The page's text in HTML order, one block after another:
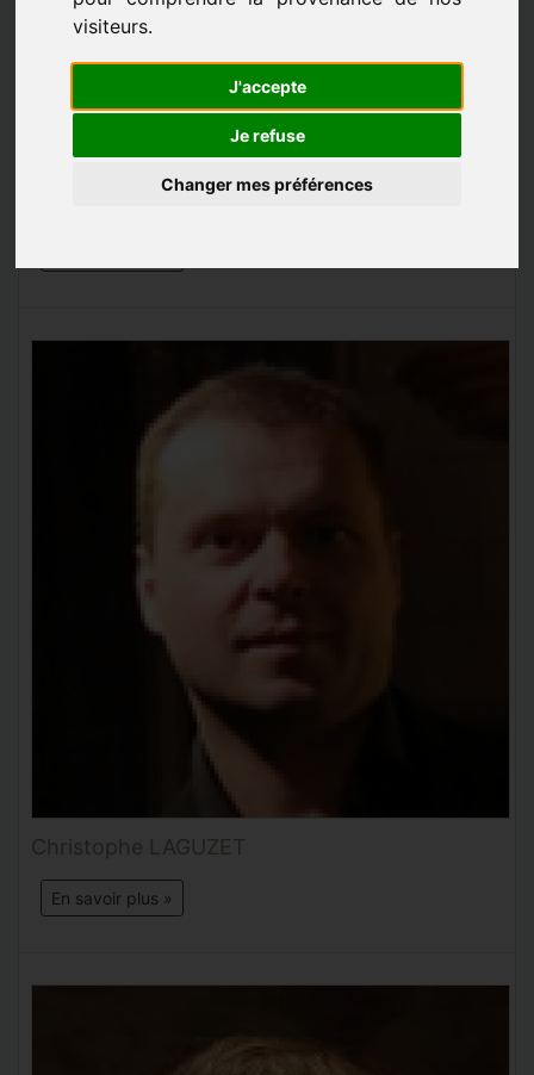
visiteurs.
J'accepte
Je refuse
Changer mes préférences
Les professeurs
LES PROFESSEURS
Christophe LAGUZET
En savoir plus »